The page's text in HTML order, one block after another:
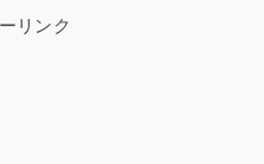
リンク